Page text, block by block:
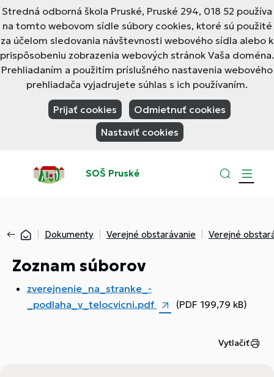
Stredná odborná škola Pruské, Pruské 294, 018 52 používa
na tomto webovom sídle súbory cookies, ktoré sú použité
za účelom sledovania návštevnosti webového sídla alebo k
prispôsobeniu zobrazenia webových stránok Vaša doména.
Prehliadaním a použitím príslušného nastavenia webového
prehliadača vyjadrujete súhlas s ich používaním.
Prijať cookies
Odmietnuť cookies
Nastaviť cookies
SOŠ Pruské
Dokumenty Verejné obstarávanie Verejné
Zoznam súborov
zverejnenie_na_stranke_-
_podlaha_v_telocvicni.pdf
(PDF 199,79 kB)
Vytlačiť